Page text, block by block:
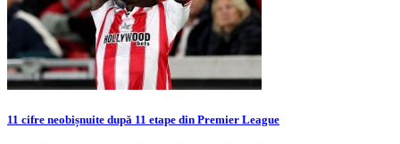
11 cifre neobișnuite după 11 etape din Premier League